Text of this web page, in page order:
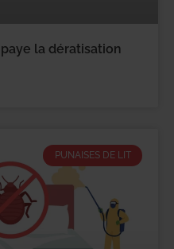
la dératisation
PUNAISES DE LIT